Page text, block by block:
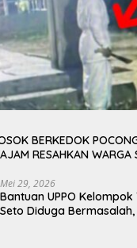
BERKEDOK
RESAHKAN WARGA
Mei 29, 2026
Bantuan UPPO Kelompok
Seto Diduga